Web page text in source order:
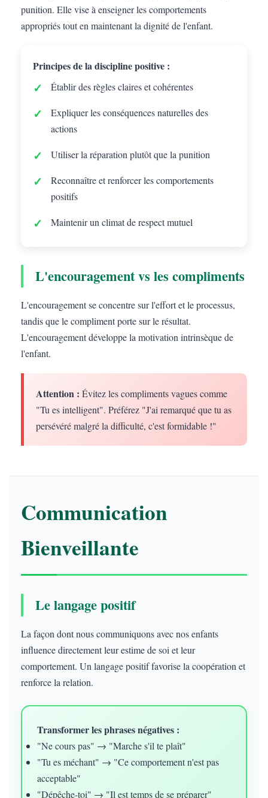
punition. Elle vise à enseigner les comportements
appropriés tout en maintenant la dignité de l'enfant.
Principes de la discipline positive :
Établir des règles claires et cohérentes
Expliquer les conséquences naturelles des
actions
Utiliser la réparation plutôt que la punition
Reconnaître et renforcer les comportements
positifs
Maintenir un climat de respect mutuel
L'encouragement vs les compliments
L'encouragement se concentre sur l'effort et le processus,
tandis que le compliment porte sur le résultat.
L'encouragement développe la motivation intrinsèque de
l'enfant.
Attention : Évitez les compliments vagues comme
"Tu es intelligent". Préférez "J'ai remarqué que tu as
persévéré malgré la difficulté, c'est formidable !"
Communication
Bienveillante
Le langage positif
La façon dont nous communiquons avec nos enfants
influence directement leur estime de soi et leur
comportement. Un langage positif favorise la coopération et
renforce la relation.
Transformer les phrases négatives :
"Ne cours pas" → "Marche s'il te plaît"
"Tu es méchant" → "Ce comportement n'est pas
acceptable"
"Dépêche-toi" → "Il est temps de se préparer"